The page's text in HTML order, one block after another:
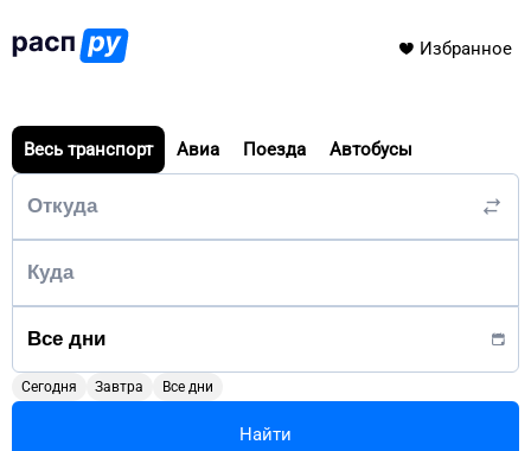
Избранное
Весь транспорт Авиа Поезда Автобусы
Сегодня Завтра Все дни
Найти